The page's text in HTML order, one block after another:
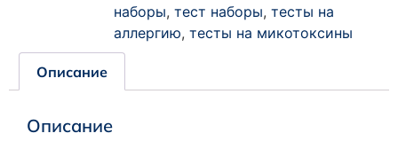
наборы, тест наборы, тесты на
аллергию, тесты на микотоксины
Описание
Описание